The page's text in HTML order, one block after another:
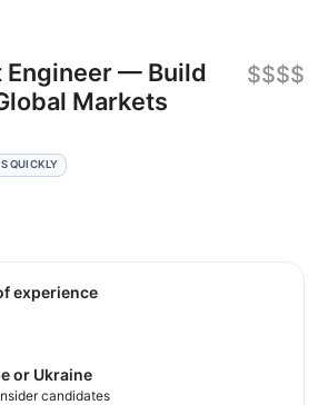
Engineer — Build
Markets
QUICKLY
$$$$
experience
or Ukraine
candidates